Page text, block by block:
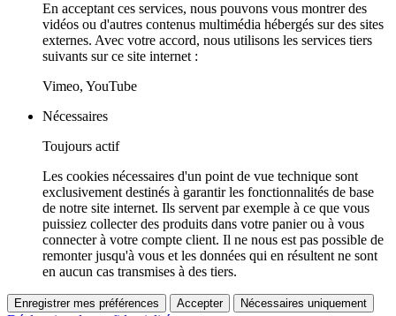
En acceptant ces services, nous pouvons vous montrer des
vidéos ou d'autres contenus multimédia hébergés sur des sites
externes. Avec votre accord, nous utilisons les services tiers
suivants sur ce site internet :
Vimeo, YouTube
Nécessaires
Toujours actif
Les cookies nécessaires d'un point de vue technique sont
exclusivement destinés à garantir les fonctionnalités de base
de notre site internet. Ils servent par exemple à ce que vous
puissiez collecter des produits dans votre panier ou à vous
connecter à votre compte client. Il ne nous est pas possible de
remonter jusqu'à vous et les données qui en résultent ne sont
en aucun cas transmises à des tiers.
Enregistrer mes préférences Accepter Nécessaires uniquement